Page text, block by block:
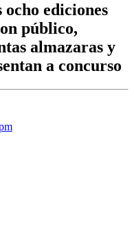
ediciones
público,
almazaras y
a concurso